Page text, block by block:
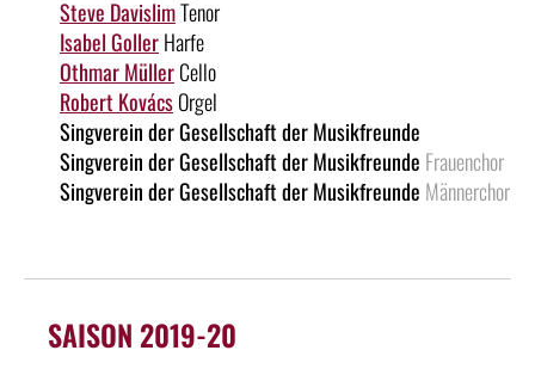
Steve DavislimTenor
Isabel GollerHarfe
Othmar MüllerCello
Robert KovácsOrgel
Singverein der Gesellschaft der Musikfreunde
Singverein der Gesellschaft der Musikfreunde Frauenchor
Singverein der Gesellschaft der Musikfreunde Männerchor
SAISON 2019-20